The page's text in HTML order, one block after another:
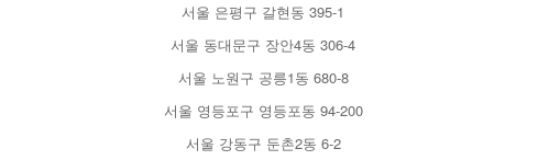
서울 은평구 갈현동 395-1
서울 동대문구 장안4동 306-4
서울 노원구 공릉1동 680-8
서울 영등포구 영등포동 94-200
서울 강동구 둔촌2동 6-2